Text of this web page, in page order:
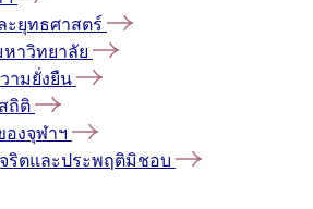
ะยุทธศาสตร์
าวิทยาลัย
ามยั่งยืน
ถิติ
งจุฬาฯ
ริตและประพฤติมิชอบ